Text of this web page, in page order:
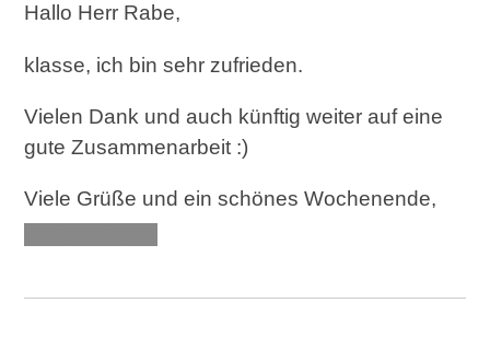
Hallo Herr Rabe,
klasse, ich bin sehr zufrieden.
Vielen Dank und auch künftig weiter auf eine
gute Zusammenarbeit :)
Viele Grüße und ein schönes Wochenende,